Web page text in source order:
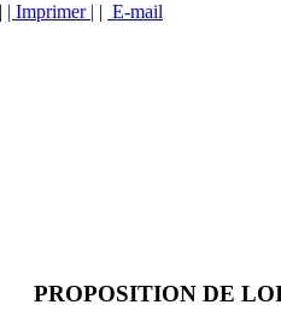
| Imprimer | | E-mail
PROPOSITION DE